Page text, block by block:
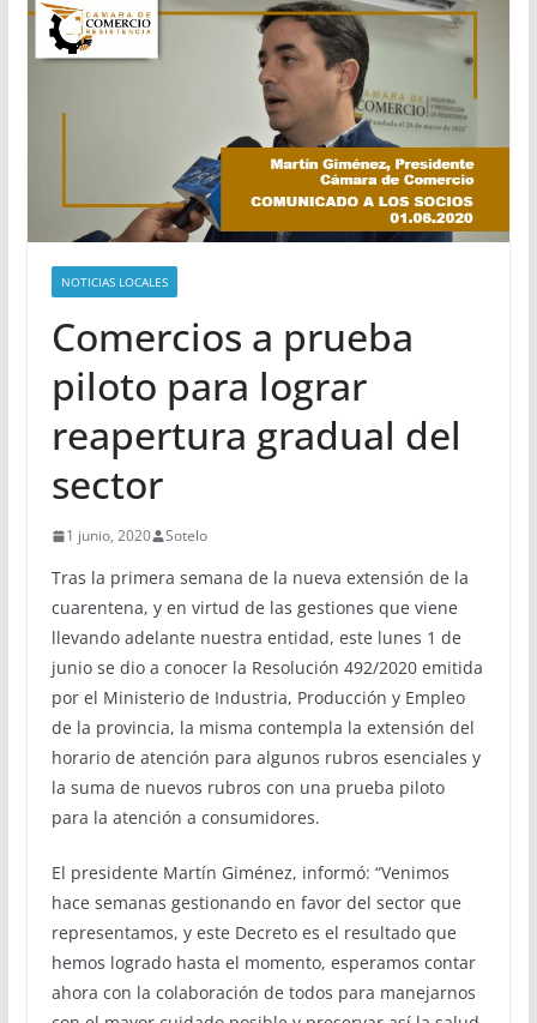
NOTICIAS LOCALES
Comercios a prueba
piloto para lograr
reapertura gradual del
sector
1 junio, 2020 Sotelo
Tras la primera semana de la nueva extensión de la
cuarentena, y en virtud de las gestiones que viene
llevando adelante nuestra entidad, este lunes 1 de
junio se dio a conocer la Resolución 492/2020 emitida
por el Ministerio de Industria, Producción y Empleo
de la provincia, la misma contempla la extensión del
horario de atención para algunos rubros esenciales y
la suma de nuevos rubros con una prueba piloto
para la atención a consumidores.
El presidente Martín Giménez, informó: “Venimos
hace semanas gestionando en favor del sector que
representamos, y este Decreto es el resultado que
hemos logrado hasta el momento, esperamos contar
ahora con la colaboración de todos para manejarnos